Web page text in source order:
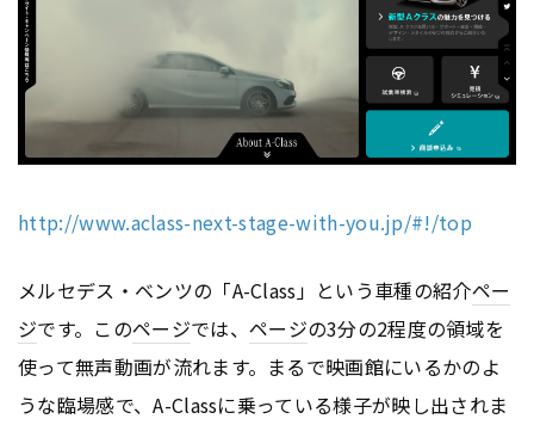
http://www.aclass-next-stage-with-you.jp/#!/top
メルセデス・ベンツの「A-Class」という車種の紹介ペー
ジです。このページでは、 ページの3分の2程度の領域を
使って無声動画が流れます。まるで映画館にいるかのよ
うな臨場感で、A-Classに乗っている様子が映し出されま